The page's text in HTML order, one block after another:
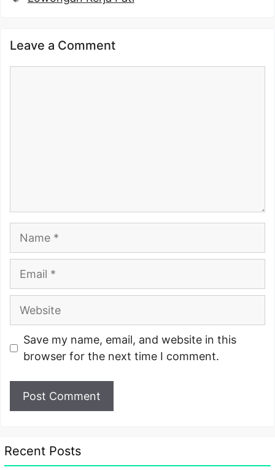
Leave a Comment
Website
Save my name, email, and website in this
browser for the next time I comment.
Recent Posts